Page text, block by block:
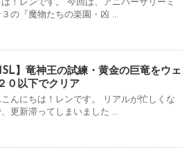
！レンです。 今回は、アニバーサリーミ
３の『魔物たちの楽園・凶 ...
】竜神王の試練・黄金の巨竜をウェ
０以下でクリア
んにちは！レンです。 リアルが忙しくな
、更新滞ってしまいました ...